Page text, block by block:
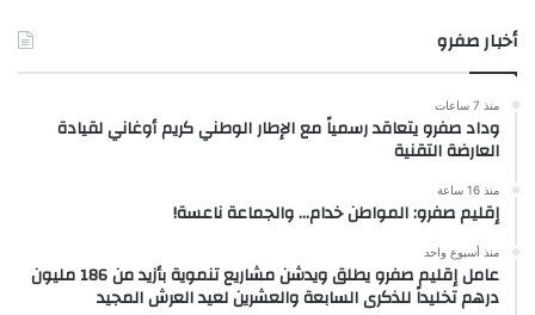
أخبار صفرو
منذ 7 ساعات
وداد صفرو يتعاقد رسمياً مع الإطار الوطني كريم أوغاني لقيادة
العارضة التقنية
منذ 16 ساعة
إقليم صفرو: المواطن خدام… والجماعة ناعسة!
منذ أسبوع واحد
عامل إقليم صفرو يطلق ويدشن مشاريع تنموية بأزيد من 186 مليون
درهم تخليداً للذكرى السابعة والعشرين لعيد العرش المجيد